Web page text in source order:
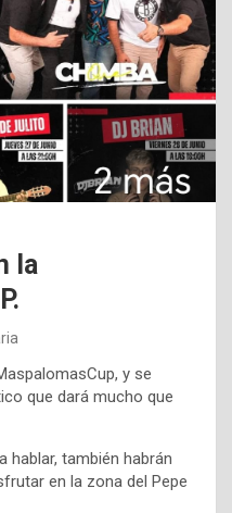
la
y se
que dará mucho que
hablar, también habrán
en la zona del Pepe